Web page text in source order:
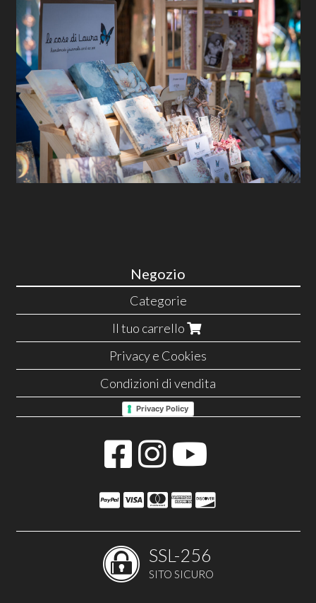
Negozio
Categorie
Il tuo carrello
Privacy e Cookies
Condizioni di vendita
Privacy Policy
SSL-256
SITO SICURO